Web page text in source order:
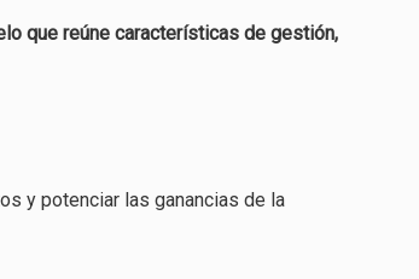
que reúne características de gestión,
y potenciar las ganancias de la